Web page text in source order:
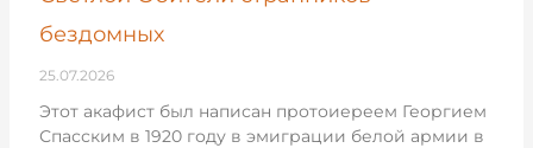
бездомных
25.07.2026
Этот акафист был написан протоиереем Георгием
Спасским в 1920 году в эмиграции белой армии в